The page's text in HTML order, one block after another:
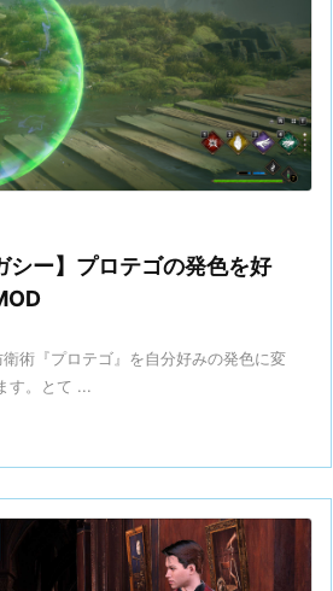
シー】プロテゴの発色を好
術『プロテゴ』を自分好みの発色に変
す。とて ...